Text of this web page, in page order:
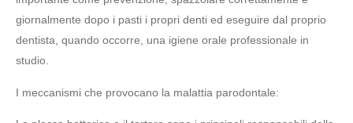
giornalmente dopo i pasti i propri denti ed eseguire dal proprio
dentista, quando occorre, una igiene orale professionale in
studio.
I meccanismi che provocano la malattia parodontale: